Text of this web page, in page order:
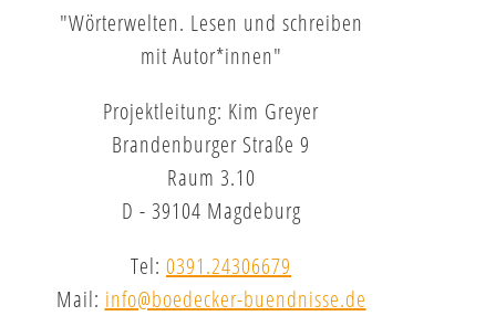
"Wörterwelten. Lesen und schreiben
mit Autor*innen"
Projektleitung: Kim Greyer
Brandenburger Straße 9
Raum 3.10
D - 39104 Magdeburg
Tel: 0391.24306679
Mail: info@boedecker-buendnisse.de